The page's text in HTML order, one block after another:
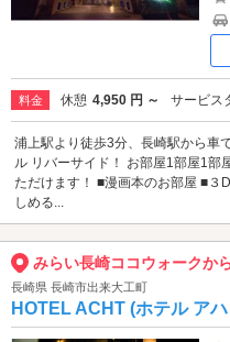
料金 休憩 4,950 円 ～ サービス
浦上駅より徒歩3分、長崎駅から車
ル リバーサイド！ お部屋1部屋1部
ただけます！ ■漫画本のお部屋 ■
しめる...
みらい長崎ココウォークか
長崎県 長崎市出来大工町
HOTEL ACHT (ホテル ア